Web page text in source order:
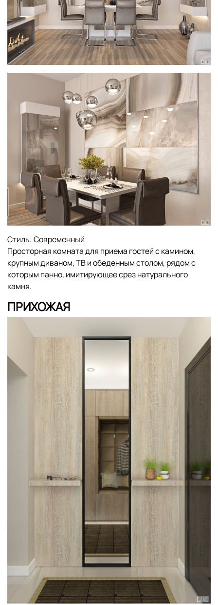
Стиль:Современный
Просторная комната для приема гостей с камином,
крупным диваном, ТВ и обеденным столом, рядом с
которым панно, имитирующее срез натурального
камня.
ПРИХОЖАЯ